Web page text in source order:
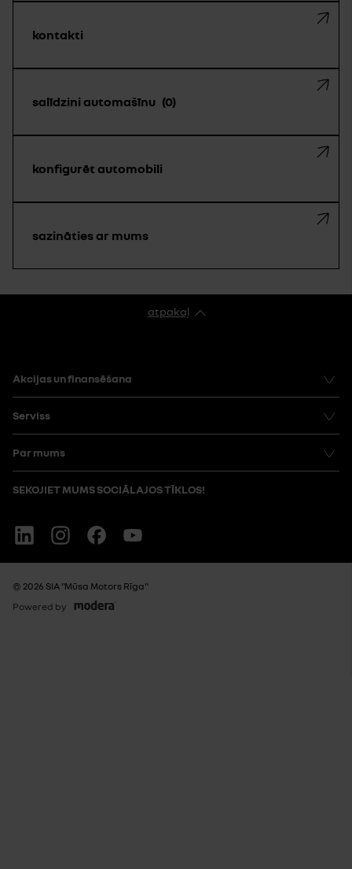
kontakti
salīdzini automašīnu 0
konfigurēt automobili
sazināties ar mums
atpakaļ
Akcijas un finansēšana
Serviss
Par mums
SEKOJIET MUMS SOCIĀLAJOS TĪKLOS!
Linkedin
Instagram
Facebook
© 2026 SIA "Mūsa Motors Rīga"
Powered by